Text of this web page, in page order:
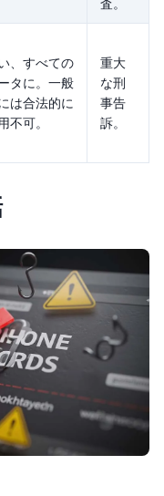
査。
、すべての
タに。一般
は合法的に
不可。
重大
な刑
事告
訴。